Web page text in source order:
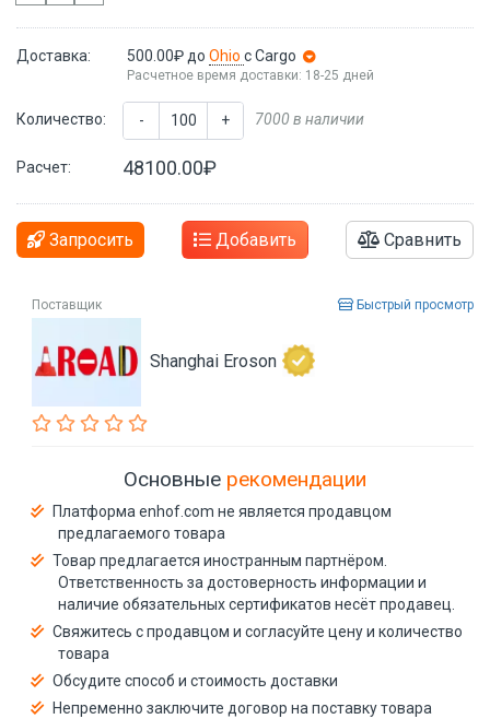
Доставка: 500.00₽ до Ohio с Cargo
Расчетное время доставки: 18-25 дней
Количество: - + 7000 в наличии
Расчет: 48100.00₽
Запросить Добавить Сравнить
Поставщик Быстрый просмотр
Shanghai Eroson
Основные рекомендации
Платформа enhof.com не является продавцом
предлагаемого товара
Товар предлагается иностранным партнёром.
Ответственность за достоверность информации и
наличие обязательных сертификатов несёт продавец.
Свяжитесь с продавцом и согласуйте цену и количество
товара
Обсудите способ и стоимость доставки
Непременно заключите договор на поставку товара